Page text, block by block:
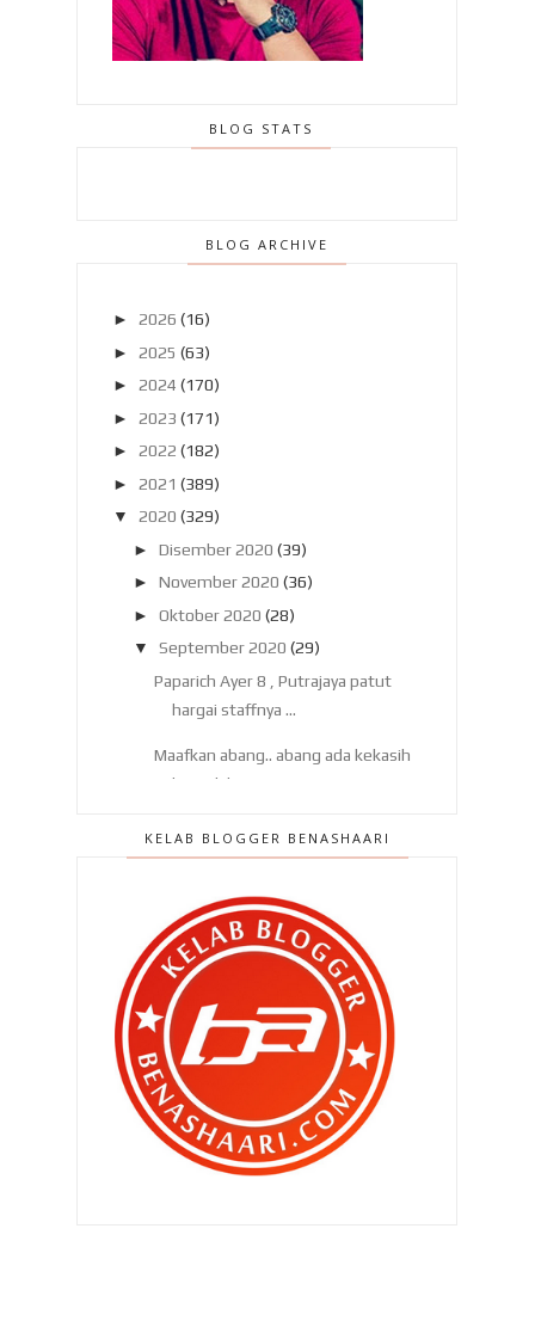
BLOG STATS
BLOG ARCHIVE
► 2026 (16)
► 2025 (63)
► 2024 (170)
► 2023 (171)
► 2022 (182)
► 2021 (389)
▼
2020 (329)
► Disember 2020 (39)
► November 2020 (36)
► Oktober 2020 (28)
▼
September 2020 (29)
Paparich Ayer 8 , Putrajaya patut
hargai staffnya ...
Maafkan abang.. abang ada kekasih
baru dah !
makan cili !
Kenapa kanak kanak tidak
dibenarkan solat di masji...
Kedai Emas Sri Tanah Merah ,
Bandar Tasik Permaisu...
Nak jalan jauh esok ? Kereta ok ke
tak ? Asas peme...
Basikal perlu lesen , plat ? Aku
sokong sebab .. !
KELAB BLOGGER BENASHAARI